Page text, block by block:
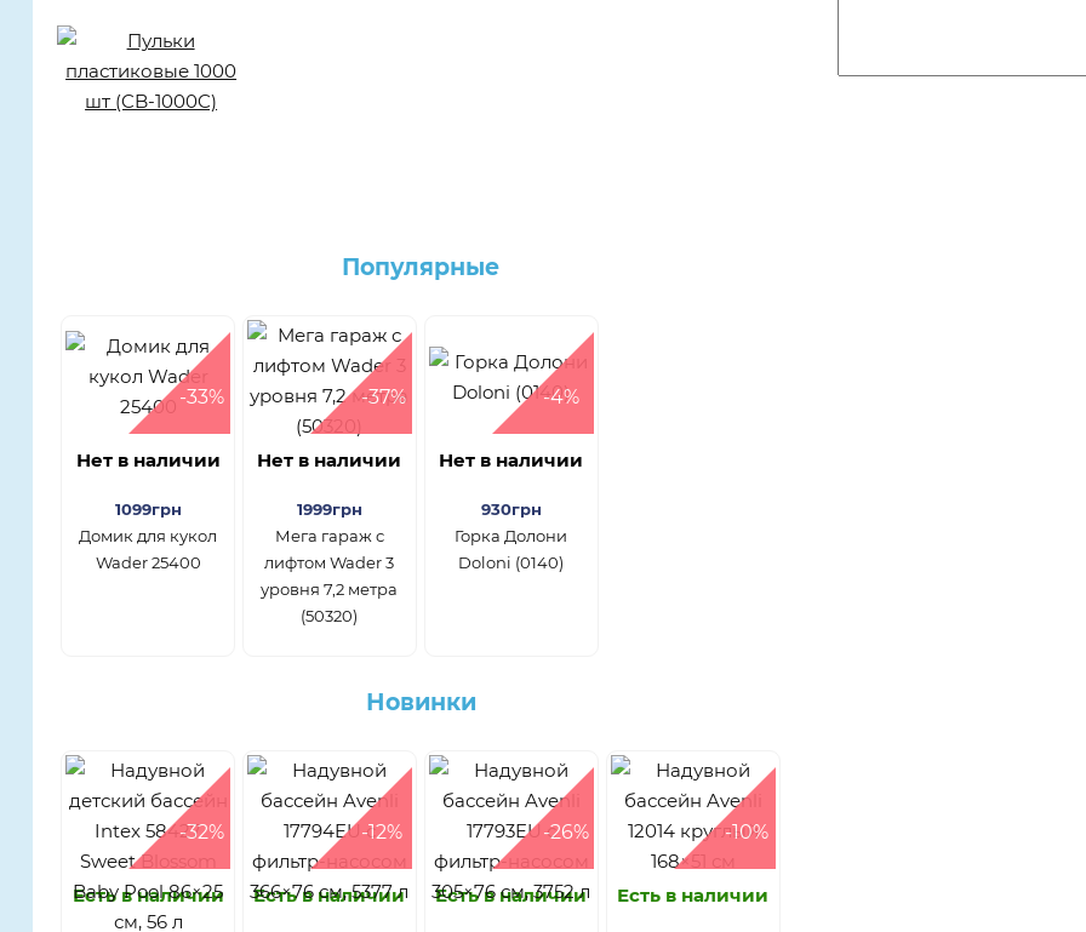
Популярные
-33%
Нет в наличии
1099грн
Домик для кукол
Wader 25400
-37%
Нет в наличии
1999грн
Мега гараж с
лифтом Wader 3
уровня 7,2 метра
(50320)
-4%
Нет в наличии
930грн
Горка Долони
Doloni (0140)
Новинки
-32%
Есть в наличии
-12%
Есть в наличии
-26%
Есть в наличии
-10%
Есть в наличии